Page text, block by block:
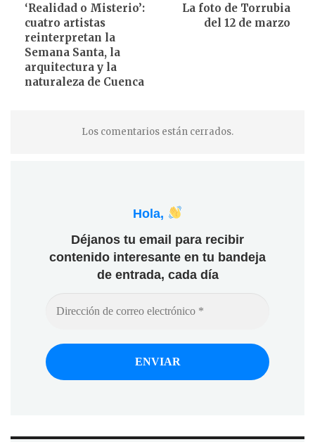
‘Realidad o Misterio’:
cuatro artistas
reinterpretan la
Semana Santa, la
arquitectura y la
naturaleza de Cuenca
La foto de Torrubia
del 12 de marzo
Los comentarios están cerrados.
Hola,
Déjanos tu email para recibir
contenido interesante en tu bandeja
de entrada, cada día